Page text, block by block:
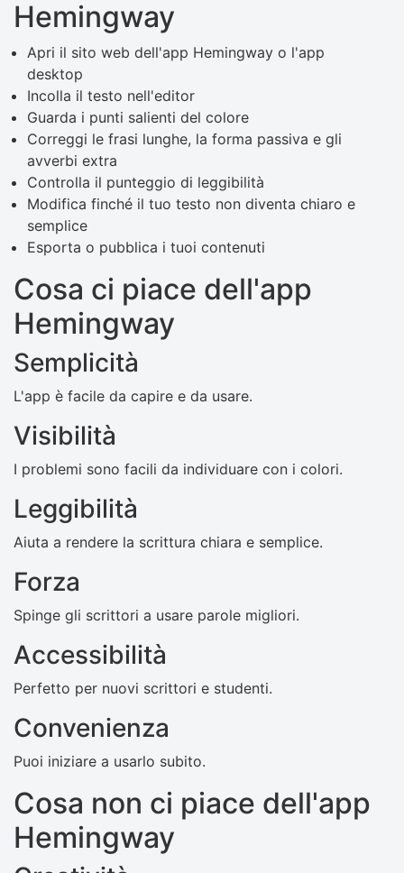
Hemingway
Apri il sito web dell'app Hemingway o l'app
desktop
Incolla il testo nell'editor
Guarda i punti salienti del colore
Correggi le frasi lunghe, la forma passiva e gli
avverbi extra
Controlla il punteggio di leggibilità
Modifica finché il tuo testo non diventa chiaro e
semplice
Esporta o pubblica i tuoi contenuti
Cosa ci piace dell'app
Hemingway
Semplicità
L'app è facile da capire e da usare.
Visibilità
I problemi sono facili da individuare con i colori.
Leggibilità
Aiuta a rendere la scrittura chiara e semplice.
Forza
Spinge gli scrittori a usare parole migliori.
Accessibilità
Perfetto per nuovi scrittori e studenti.
Convenienza
Puoi iniziare a usarlo subito.
Cosa non ci piace dell'app
Hemingway